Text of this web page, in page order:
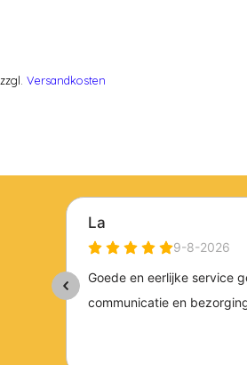
zzgl. Versandkosten